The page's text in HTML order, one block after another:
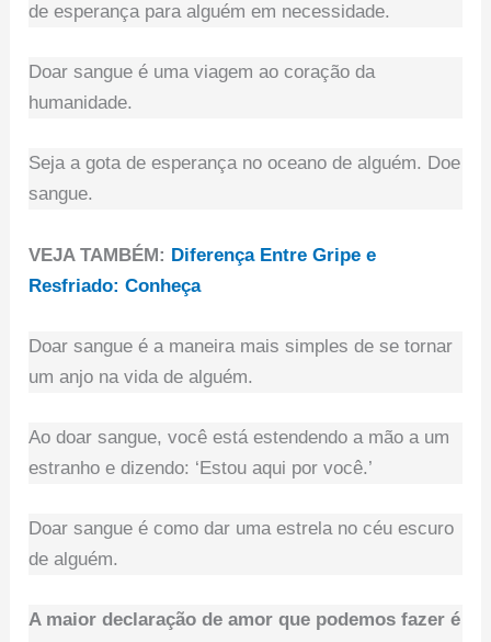
de esperança para alguém em necessidade.
Doar sangue é uma viagem ao coração da
humanidade.
Seja a gota de esperança no oceano de alguém. Doe
sangue.
VEJA TAMBÉM: Diferença Entre Gripe e
Resfriado: Conheça
Doar sangue é a maneira mais simples de se tornar
um anjo na vida de alguém.
Ao doar sangue, você está estendendo a mão a um
estranho e dizendo: ‘Estou aqui por você.’
Doar sangue é como dar uma estrela no céu escuro
de alguém.
A maior declaração de amor que podemos fazer é